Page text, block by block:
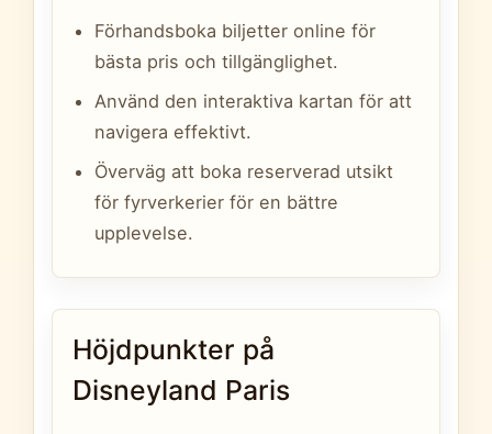
Förhandsboka biljetter online för
bästa pris och tillgänglighet.
Använd den interaktiva kartan för att
navigera effektivt.
Överväg att boka reserverad utsikt
för fyrverkerier för en bättre
upplevelse.
Höjdpunkter på
Disneyland Paris